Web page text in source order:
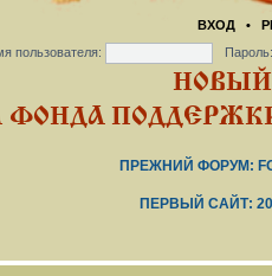
ВХОД•
пользователя:
Пароль:
ПРЕЖНИЙ ФОРУМ:
ПЕРВЫЙ САЙТ: